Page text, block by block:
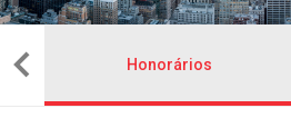
Honorários